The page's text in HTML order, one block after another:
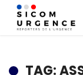
TAG: